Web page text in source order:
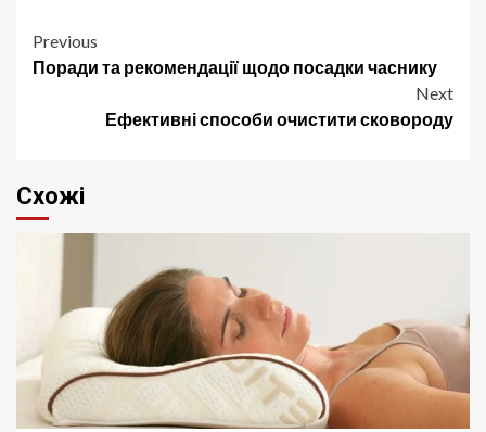
Post
Previous
Поради та рекомендації щодо посадки часнику
Next
Ефективні способи очистити сковороду
Схожі